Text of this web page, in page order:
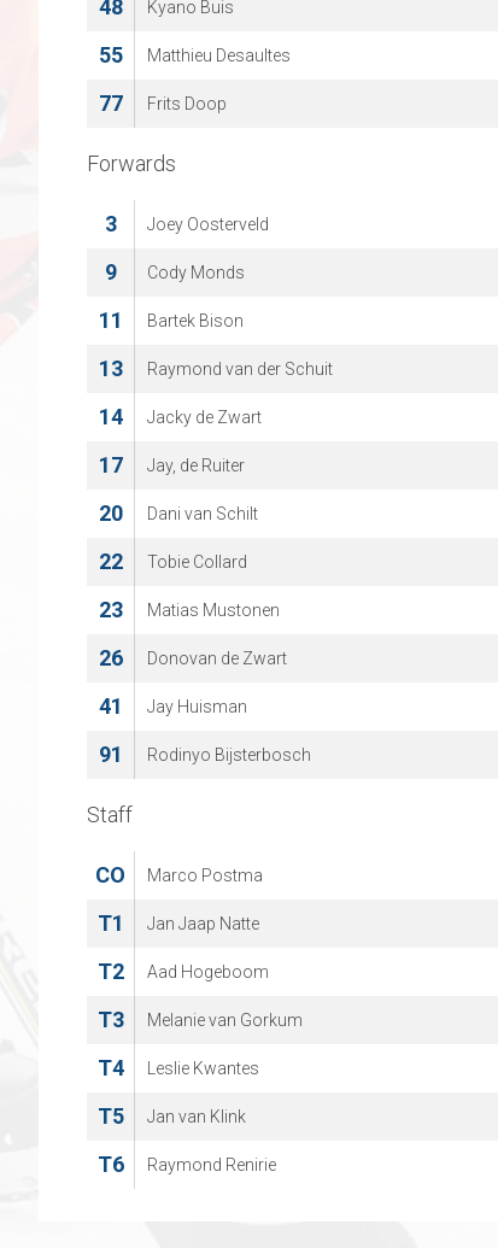
48 Kyano Buis
55 Matthieu Desaultes
77 Frits Doop
Forwards
3 Joey Oosterveld
9 Cody Monds
11 Bartek Bison
13 Raymond van der Schuit
14 Jacky de Zwart
17 Jay, de Ruiter
20 Dani van Schilt
22 Tobie Collard
23 Matias Mustonen
26 Donovan de Zwart
41 Jay Huisman
91 Rodinyo Bijsterbosch
Staff
CO Marco Postma
T1 Jan Jaap Natte
T2 Aad Hogeboom
T3 Melanie van Gorkum
T4 Leslie Kwantes
T5 Jan van Klink
T6 Raymond Renirie